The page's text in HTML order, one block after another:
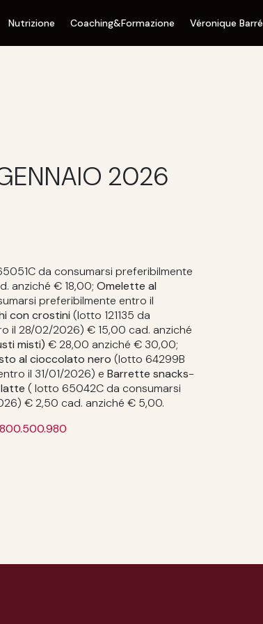
Nutrizione Coaching&Formazione Véronique Barré
2026
da consumarsi preferibilmente
anziché € 18,00;Omelette al
preferibilmente entro il
con crostini(lotto 121135 da
il 28/02/2026) € 15,00 cad. anziché
misti) € 28,00 anziché € 30,00;
al cioccolato nero(lotto 64299B
il 31/01/2026) eBarrette snacks-
latte( lotto 65042C da consumarsi
€ 2,50 cad. anziché € 5,00.
800.500.980